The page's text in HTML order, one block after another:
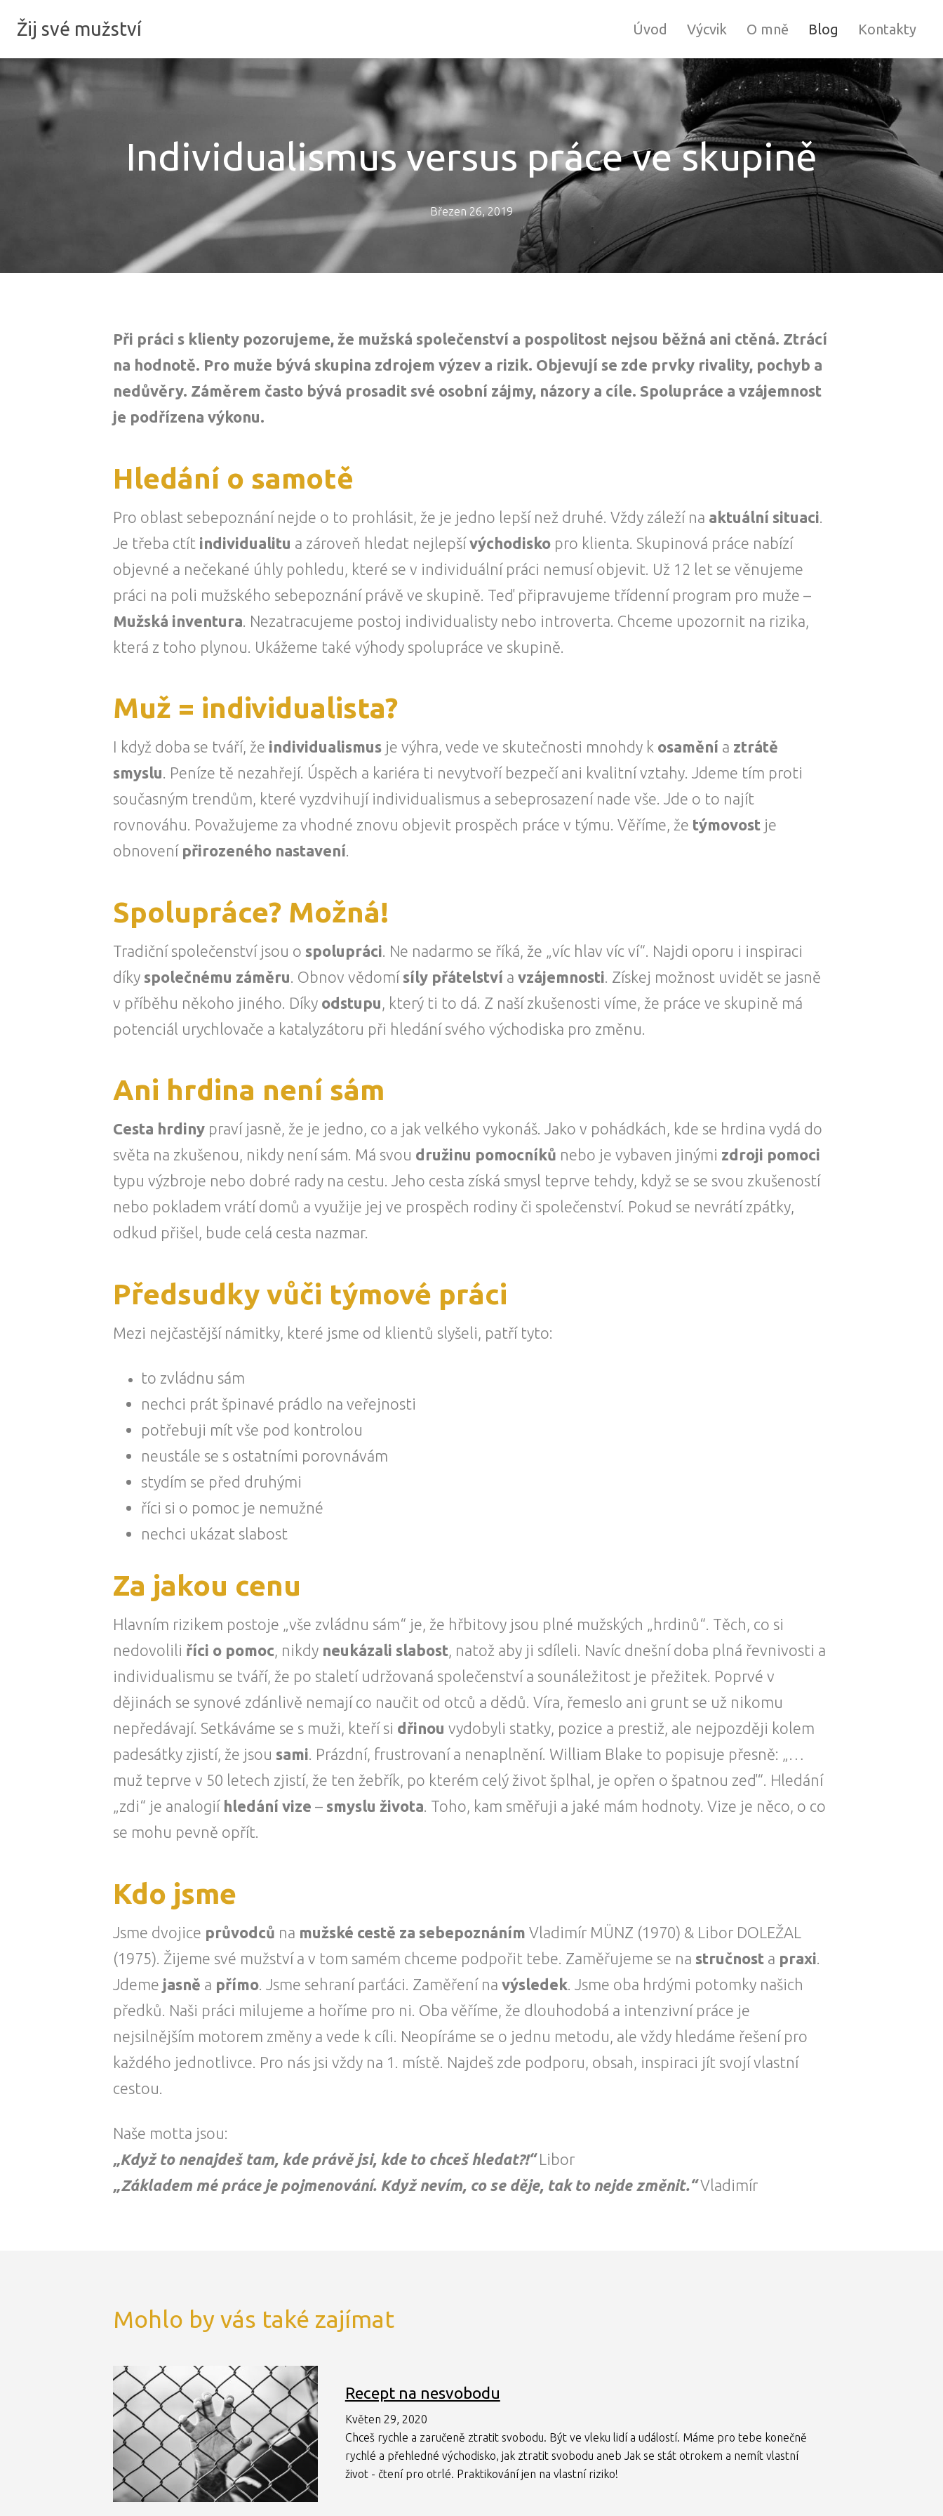
Žij své mužství Úvod Výcvik O mně Blog Kontakty
Individualismus versus práce ve skupině
Březen 26, 2019
Při práci s klienty pozorujeme, že mužská společenství a pospolitost nejsou běžná ani ctěná. Ztrácí
na hodnotě. Pro muže bývá skupina zdrojem výzev a rizik. Objevují se zde prvky rivality, pochyb a
nedůvěry. Záměrem často bývá prosadit své osobní zájmy, názory a cíle. Spolupráce a vzájemnost
je podřízena výkonu.
Hledání o samotě
Pro oblast sebepoznání nejde o to prohlásit, že je jedno lepší než druhé. Vždy záleží na aktuální situaci
Je třeba ctít individualitu a zároveň hledat nejlepšívýchodisko pro klienta. Skupinová práce nabízí
objevné a nečekané úhly pohledu, které se v individuální práci nemusí objevit. Už 12 let se věnujeme
práci na poli mužského sebepoznání právě ve skupině. Teď připravujeme třídenní program pro muže –
Mužská inventura . Nezatracujeme postoj individualisty nebo introverta. Chceme upozornit na rizika,
která z toho plynou. Ukážeme také výhody spolupráce ve skupině.
Muž = individualista?
I když doba se tváří, že individualismus je výhra, vede ve skutečnosti mnohdy k osamění a ztrátě
smyslu. Peníze tě nezahřejí. Úspěch a kariéra ti nevytvoří bezpečí ani kvalitní vztahy. Jdeme tím proti
současným trendům, které vyzdvihují individualismus a sebeprosazení nade vše. Jde o to najít
rovnováhu. Považujeme za vhodné znovu objevit prospěch práce v týmu. Věříme, že týmovost je
obnovení přirozeného nastavení.
Spolupráce? Možná!
Tradiční společenství jsou o spolupráci . Ne nadarmo se říká, že „víc hlav víc ví“. Najdi oporu i inspiraci
díky společnému záměru . Obnov vědomí síly přátelství a vzájemnosti . Získej možnost uvidět se jasně
v příběhu někoho jiného. Díky odstupu , který ti to dá. Z naší zkušenosti víme, že práce ve skupině má
potenciál urychlovače a katalyzátoru při hledání svého východiska pro změnu.
Ani hrdina není sám
Cesta hrdiny praví jasně, že je jedno, co a jak velkého vykonáš. Jako v pohádkách, kde se hrdina vydá do
světa na zkušenou, nikdy není sám. Má svou družinu pomocníků nebo je vybaven jinými zdroji pomoci
typu výzbroje nebo dobré rady na cestu. Jeho cesta získá smysl teprve tehdy, když se se svou zkušeností
nebo pokladem vrátí domů a využije jej ve prospěch rodiny či společenství. Pokud se nevrátí zpátky,
odkud přišel, bude celá cesta nazmar.
Předsudky vůči týmové práci
Mezi nejčastější námitky, které jsme od klientů slyšeli, patří tyto:
to zvládnu sám
nechci prát špinavé prádlo na veřejnosti
potřebuji mít vše pod kontrolou
neustále se s ostatními porovnávám
stydím se před druhými
říci si o pomoc je nemužné
nechci ukázat slabost
Za jakou cenu
Hlavním rizikem postoje „vše zvládnu sám“ je, že hřbitovy jsou plné mužských „hrdinů“. Těch, co si
nedovolili říci o pomoc, nikdy neukázali slabost, natož aby ji sdíleli. Navíc dnešní doba plná řevnivosti a
individualismu se tváří, že po staletí udržovaná společenství a sounáležitost je přežitek. Poprvé v
dějinách se synové zdánlivě nemají co naučit od otců a dědů. Víra, řemeslo ani grunt se už nikomu
nepředávají. Setkáváme se s muži, kteří si dřinou vydobyli statky, pozice a prestiž, ale nejpozději kolem
padesátky zjistí, že jsou sami. Prázdní, frustrovaní a nenaplnění. William Blake to popisuje přesně: „…
muž teprve v 50 letech zjistí, že ten žebřík, po kterém celý život šplhal, je opřen o špatnou zeď“. Hledání
„zdi“ je analogií hledání vize – smyslu života. Toho, kam směřuji a jaké mám hodnoty. Vize je něco, o co
se mohu pevně opřít.
Kdo jsme
Jsme dvojice průvodců na mužské cestě za sebepoznáním Vladimír MÜNZ (1970) & Libor DOLEŽAL
(1975). Žijeme své mužství a v tom samém chceme podpořit tebe. Zaměřujeme se na stručnost a praxi
Jdeme jasně a přímo . Jsme sehraní parťáci. Zaměření na výsledek . Jsme oba hrdými potomky našich
předků. Naši práci milujeme a hoříme pro ni. Oba věříme, že dlouhodobá a intenzivní práce je
nejsilnějším motorem změny a vede k cíli. Neopíráme se o jednu metodu, ale vždy hledáme řešení pro
každého jednotlivce. Pro nás jsi vždy na 1. místě. Najdeš zde podporu, obsah, inspiraci jít svojí vlastní
cestou.
Naše motta jsou:
„Když to nenajdeš tam, kde právě jsi, kde to chceš hledat?!“Libor
„Základem mé práce je pojmenování. Když nevím, co se děje, tak to nejde změnit.“Vladimír
Mohlo by vás také zajímat
Recept na nesvobodu
Květen 29, 2020
Chceš rychle a zaručeně ztratit svobodu. Být ve vleku lidí a událostí. Máme pro tebe konečně
rychlé a přehledné východisko, jak ztratit svobodu aneb Jak se stát otrokem a nemít vlastní
život - čtení pro otrlé. Praktikování jen na vlastní riziko!